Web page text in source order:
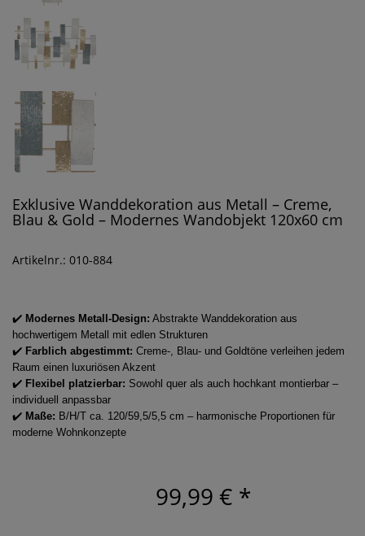
Exklusive Wanddekoration aus Metall – Creme,
Blau & Gold – Modernes Wandobjekt 120x60 cm
Artikelnr.: 010-884
✔️ Modernes Metall-Design: Abstrakte Wanddekoration aus
hochwertigem Metall mit edlen Strukturen
✔️ Farblich abgestimmt: Creme-, Blau- und Goldtöne verleihen jedem
Raum einen luxuriösen Akzent
✔️ Flexibel platzierbar: Sowohl quer als auch hochkant montierbar –
individuell anpassbar
✔️ Maße: B/H/T ca. 120/59,5/5,5 cm – harmonische Proportionen für
moderne Wohnkonzepte
99,99 € *